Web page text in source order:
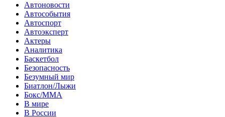
Автоновости
Автособытия
Автоспорт
Автоэксперт
Актеры
Аналитика
Баскетбол
Безопасность
Безумный мир
Биатлон/Лыжи
Бокс/MMA
В мире
В России